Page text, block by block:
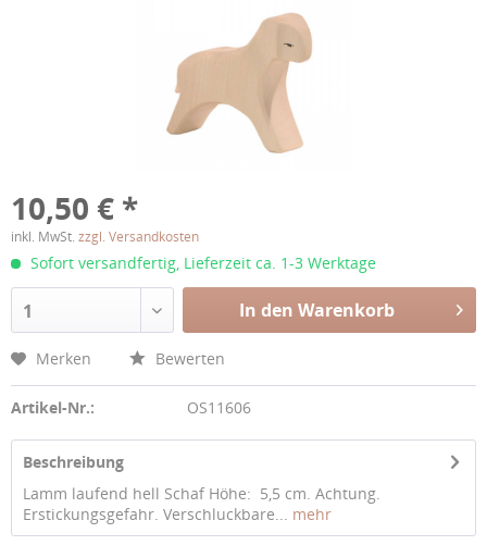
10,50 € *
inkl. MwSt. zzgl. Versandkosten
Sofort versandfertig, Lieferzeit ca. 1-3 Werktage
1 In den Warenkorb
Merken Bewerten
Artikel-Nr.: OS11606
Beschreibung
Lamm laufend hell Schaf Höhe: 5,5 cm. Achtung.
Erstickungsgefahr. Verschluckbare... mehr